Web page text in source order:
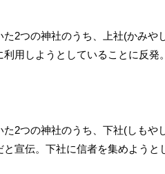
た2つの神社のうち、上社(かみ
用しようとしていることに反
た2つの神社のうち、下社(しも
宣伝。下社に信者を集めよう